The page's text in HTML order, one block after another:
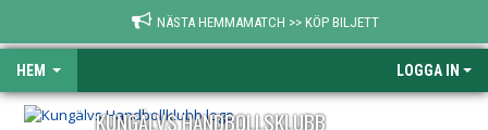
NÄSTA HEMMAMATCH >> KÖP BILJETT
HEM LOGGA IN
KUNGÄLVS HANDBOLLSKLUBB